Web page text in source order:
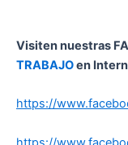
Visiten nuestras
TRABAJOen
https://